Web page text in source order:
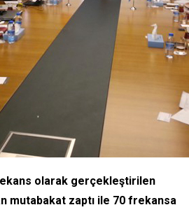
olarak gerçekleştirilen
mutabakat zaptı ile 70 frekansa